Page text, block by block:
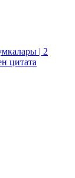
| 2
цитата